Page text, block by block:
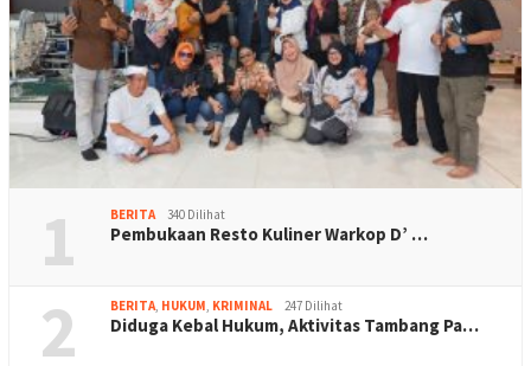
1 BERITA 340 Dilihat
Pembukaan Resto Kuliner Warkop D’ …
2 BERITA, HUKUM, KRIMINAL 247 Dilihat
Diduga Kebal Hukum, Aktivitas Tambang Pa…